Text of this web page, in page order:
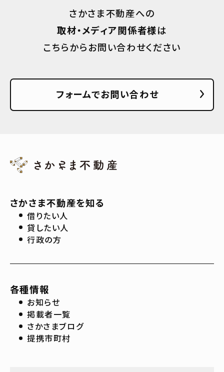
さかさま不動産への
取材・メディア関係者様は
こちらからお問い合わせください
フォームでお問い合わせ
さかさま不動産を知る
借りたい人
貸したい人
行政の方
各種情報
お知らせ
掲載者一覧
さかさまブログ
提携市町村